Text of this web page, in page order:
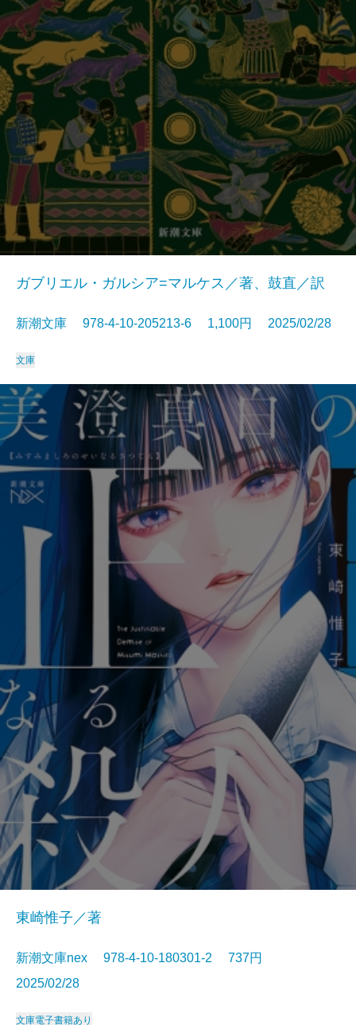
ガブリエル・ガルシア=マルケス／著、鼓直／訳
新潮文庫 978-4-10-205213-6 1,100円 2025/02/28
文庫
東崎惟子／著
新潮文庫nex 978-4-10-180301-2 737円
2025/02/28
文庫電子書籍あり